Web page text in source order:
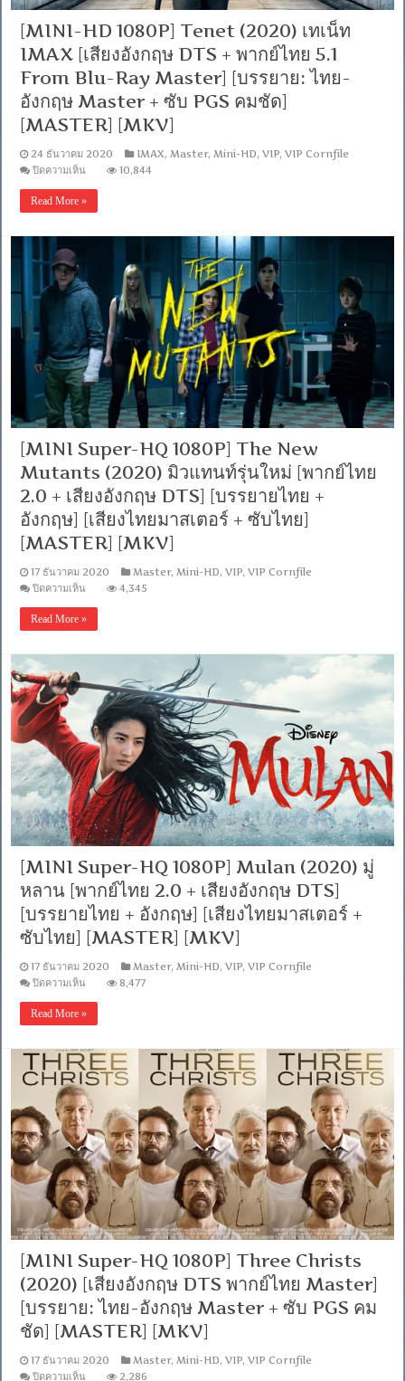
ไทย
Master]
[บรรยาย:
ไทย-
อังกฤษ
Master
+
ซับ
PGS
ชัด]
[MASTER]
[MINI-HD 1080P] Tenet (2020) เทเน็ท
IMAX [เสียงอังกฤษ DTS + พากย์ไทย 5.1
From Blu-Ray Master] [บรรยาย: ไทย-
อังกฤษ Master + ซับ PGS คมชัด]
[MASTER] [MKV]
24 ธันวาคม 2020 IMAX,Master,Mini-HD,VIP,VIP Cornfile
ปิดความเห็นบน
1080P]
(2020)
IMAX
[เสียง
อังกฤษ
DTS
+
พากย์
ไทย
5.1
From
Blu-
Ray
[บรรยาย:
ไทย-
อังกฤษ
Master
ซับ
PGS
คม
ชัด]
[MASTER]
[MKV]
10,844
Read More »
[MINI Super-HQ 1080P] The New
Mutants (2020) มิวแทนท์รุ่นใหม่ [พากย์ไทย
2.0 + เสียงอังกฤษ DTS] [บรรยายไทย +
อังกฤษ] [เสียงไทยมาสเตอร์ + ซับไทย]
[MASTER] [MKV]
17 ธันวาคม 2020 Master,Mini-HD,VIP,VIP Cornfile
ปิดความเห็นบน
HQ
The
Mutants
(2020)
มิว
แทน
ท์
รุ่น
ใหม่
[พากย์
ไทย
2.0
+
เสียง
อังกฤษ
DTS]
[บรรยาย
ไทย
+
อังกฤษ]
ไทย
มาสเตอร์
ซับ
ไทย]
[MKV]
4,345
Read More »
[MINI Super-HQ 1080P] Mulan (2020) มู่
หลาน [พากย์ไทย 2.0 + เสียงอังกฤษ DTS]
[บรรยายไทย + อังกฤษ] [เสียงไทยมาสเตอร์ +
ซับไทย] [MASTER] [MKV]
17 ธันวาคม 2020 Master, Mini-HD,VIP,VIP Cornfile
ปิดความเห็น
HQ
Mulan
(2020)
มู่
หลาน
[พากย์
ไทย
2.0
+
เสียง
อังกฤษ
DTS]
[บรรยาย
ไทย
+
อังกฤษ]
[เสียง
ไทย
มาสเตอร์
+
ซับ
[MASTER]
[MKV]
8,477
Read More »
[MINI Super-HQ 1080P] Three Christs
(2020) [เสียงอังกฤษ DTS พากย์ไทย Master]
[บรรยาย: ไทย-อังกฤษ Master + ซับ PGS คม
ชัด] [MASTER] [MKV]
17 ธันวาคม 2020 Master,Mini-HD,VIP,VIP Cornfile
ปิดความเห็นบน 2,286